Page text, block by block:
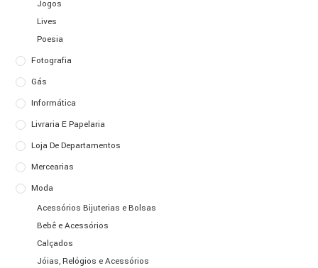
Jogos
Lives
Poesia
Fotografia
Gás
Informática
Livraria E Papelaria
Loja De Departamentos
Mercearias
Moda
Acessórios Bijuterias e Bolsas
Bebê e Acessórios
Calçados
Jóias, Relógios e Acessórios